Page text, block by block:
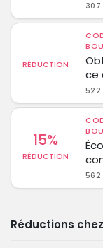
307
RÉDUCTION
ce
522
15%
RÉDUCTION
562
Réductions